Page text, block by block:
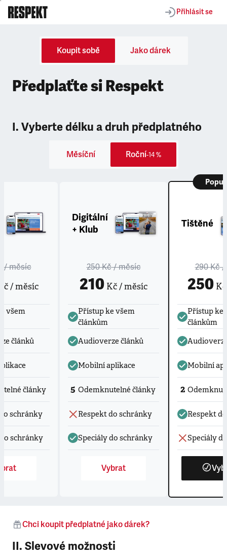
Přihlásit se
Koupit sobě Jako dárek
Předplaťte si Respekt
I. Vyberte délku a druh předplatného
Měsíční Roční-14 %
/ měsíc
/ měsíc
všem
článků
články
schránky
schránky
Digitální
+ Klub
250 Kč/ měsíc
210 Kč / měsíc
Přístup ke všem
článkům
Audioverze článků
Mobilní aplikace
5 Odemknutelné články
Respekt do schránky
Speciály do schránky
Vybrat
Tištěné
290 Kč/
250Kč
Přístup ke
článkům
Mobilní
2
Respekt
Speciály
Chci koupit předplatné jako dárek?
II. Slevové možnosti